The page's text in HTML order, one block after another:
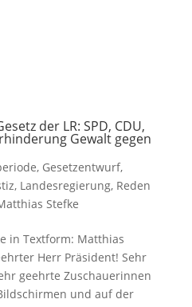
der LR: SPD, CDU,
Gewalt gegen
, Gesetzentwurf,
, Landesregierung, Reden
Stefke
in Textform: Matthias
Herr Präsident! Sehr
geehrte Zuschauerinnen
und auf der